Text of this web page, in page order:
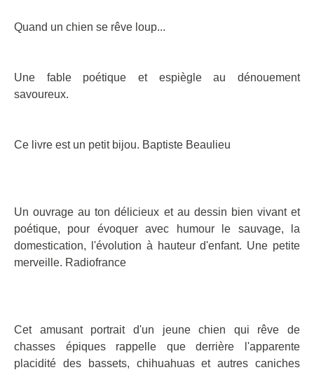
Quand un chien se rêve loup...
Une fable poétique et espiègle au dénouement
savoureux.
Ce livre est un petit bijou. Baptiste Beaulieu
Un ouvrage au ton délicieux et au dessin bien vivant et
poétique, pour évoquer avec humour le sauvage, la
domestication, l'évolution à hauteur d'enfant. Une petite
merveille. Radiofrance
Cet amusant portrait d'un jeune chien qui rêve de
chasses épiques rappelle que derrière l'apparente
placidité des bassets, chihuahuas et autres caniches